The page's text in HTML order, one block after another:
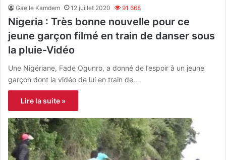
Gaelle Kamdem 12 juillet 2020 91 668
Nigeria : Très bonne nouvelle pour ce
jeune garçon filmé en train de danser sous
la pluie-Vidéo
Une Nigériane, Fade Ogunro, a donné de l’espoir à un jeune
garçon dont la vidéo de lui en train de…
Lire la suite »